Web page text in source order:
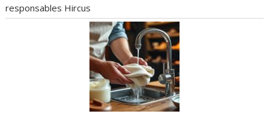
responsables Hircus